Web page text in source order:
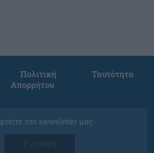
Πολιτική
Απορρήτου
Ταυτότητα
στο newsletter μας
Εγγραφή